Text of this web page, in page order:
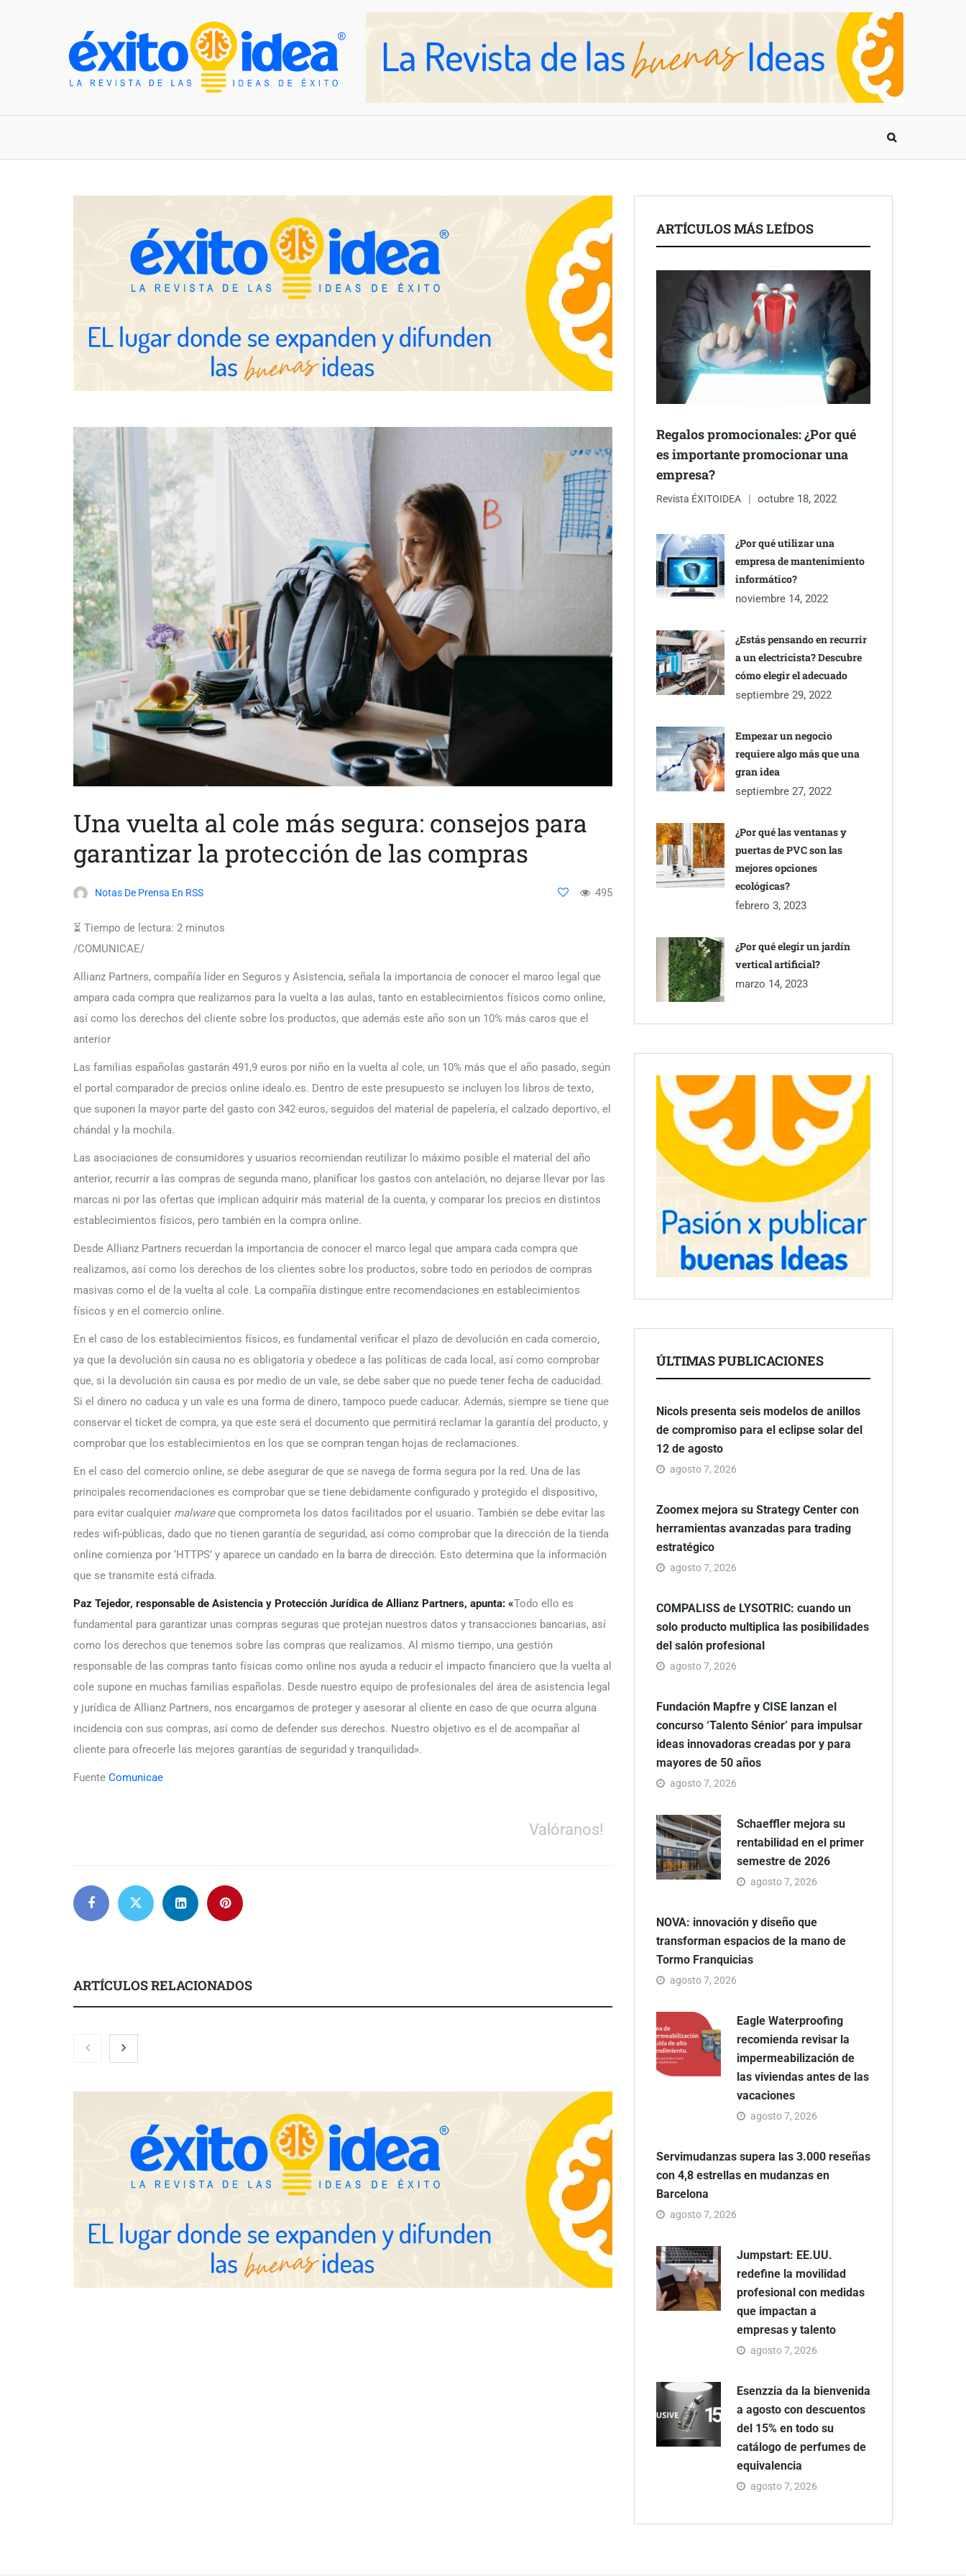
Una vuelta al cole más segura: consejos para
garantizar la protección de las compras
Notas De Prensa En RSS 495
⏳ Tiempo de lectura: 2 minutos
/COMUNICAE/
Allianz Partners, compañía líder en Seguros y Asistencia, señala la importancia de conocer el marco legal que
ampara cada compra que realizamos para la vuelta a las aulas, tanto en establecimientos físicos como online,
así como los derechos del cliente sobre los productos, que además este año son un 10% más caros que el
anterior
Las familias españolas gastarán 491,9 euros por niño en la vuelta al cole, un 10% más que el año pasado, según
el portal comparador de precios online idealo.es. Dentro de este presupuesto se incluyen los libros de texto,
que suponen la mayor parte del gasto con 342 euros, seguidos del material de papelería, el calzado deportivo, el
chándal y la mochila.
Las asociaciones de consumidores y usuarios recomiendan reutilizar lo máximo posible el material del año
anterior, recurrir a las compras de segunda mano, planificar los gastos con antelación, no dejarse llevar por las
marcas ni por las ofertas que implican adquirir más material de la cuenta, y comparar los precios en distintos
establecimientos físicos, pero también en la compra online.
Desde Allianz Partners recuerdan la importancia de conocer el marco legal que ampara cada compra que
realizamos, así como los derechos de los clientes sobre los productos, sobre todo en periodos de compras
masivas como el de la vuelta al cole. La compañía distingue entre recomendaciones en establecimientos
físicos y en el comercio online.
En el caso de los establecimientos físicos, es fundamental verificar el plazo de devolución en cada comercio,
ya que la devolución sin causa no es obligatoria y obedece a las políticas de cada local, así como comprobar
que, si la devolución sin causa es por medio de un vale, se debe saber que no puede tener fecha de caducidad.
Si el dinero no caduca y un vale es una forma de dinero, tampoco puede caducar. Además, siempre se tiene que
conservar el ticket de compra, ya que este será el documento que permitirá reclamar la garantía del producto, y
comprobar que los establecimientos en los que se compran tengan hojas de reclamaciones.
En el caso del comercio online, se debe asegurar de que se navega de forma segura por la red. Una de las
principales recomendaciones es comprobar que se tiene debidamente configurado y protegido el dispositivo,
para evitar cualquier malwareque comprometa los datos facilitados por el usuario. También se debe evitar las
redes wifi-públicas, dado que no tienen garantía de seguridad, así como comprobar que la dirección de la tienda
online comienza por ‘HTTPS’ y aparece un candado en la barra de dirección. Esto determina que la información
que se transmite está cifrada.
Paz Tejedor, responsable de Asistencia y Protección Jurídica de Allianz Partners, apunta: «Todo ello es
fundamental para garantizar unas compras seguras que protejan nuestros datos y transacciones bancarias, así
como los derechos que tenemos sobre las compras que realizamos. Al mismo tiempo, una gestión
responsable de las compras tanto físicas como online nos ayuda a reducir el impacto financiero que la vuelta al
cole supone en muchas familias españolas. Desde nuestro equipo de profesionales del área de asistencia legal
y jurídica de Allianz Partners, nos encargamos de proteger y asesorar al cliente en caso de que ocurra alguna
incidencia con sus compras, así como de defender sus derechos. Nuestro objetivo es el de acompañar al
cliente para ofrecerle las mejores garantías de seguridad y tranquilidad».
Fuente Comunicae
Valóranos!
ARTÍCULOS RELACIONADOS
Nicols presenta seis modelos de
anillos de compromiso para el
Fundación Mapfre y CISE lanzan
el concurso ‘Talento Sénior’ para
impulsar ideas innovadoras
creadas por y para mayores de 50
Schaeffler mejora su rentabilidad
en el primer semestre de 2026
NOVA: innovación y diseño que
transforman espacios de la mano
de Tormo Franquicias
ARTÍCULOS MÁS LEÍDOS
Regalos promocionales: ¿Por qué
es importante promocionar una
empresa?
Revista ÉXITOIDEA octubre 18, 2022
¿Por qué utilizar una
empresa de mantenimiento
informático?
noviembre 14, 2022
¿Estás pensando en recurrir
a un electricista? Descubre
cómo elegir el adecuado
septiembre 29, 2022
Empezar un negocio
requiere algo más que una
gran idea
septiembre 27, 2022
¿Por qué las ventanas y
puertas de PVC son las
mejores opciones
ecológicas?
febrero 3, 2023
¿Por qué elegir un jardín
vertical artificial?
marzo 14, 2023
ÚLTIMAS PUBLICACIONES
Nicols presenta seis modelos de anillos
de compromiso para el eclipse solar del
12 de agosto
agosto 7, 2026
Zoomex mejora su Strategy Center con
herramientas avanzadas para trading
estratégico
agosto 7, 2026
COMPALISS de LYSOTRIC: cuando un
solo producto multiplica las posibilidades
del salón profesional
agosto 7, 2026
Fundación Mapfre y CISE lanzan el
concurso ‘Talento Sénior’ para impulsar
ideas innovadoras creadas por y para
mayores de 50 años
agosto 7, 2026
Schaeffler mejora su
rentabilidad en el primer
semestre de 2026
agosto 7, 2026
NOVA: innovación y diseño que
transforman espacios de la mano de
Tormo Franquicias
agosto 7, 2026
Eagle Waterproofing
recomienda revisar la
impermeabilización de
las viviendas antes de las
vacaciones
agosto 7, 2026
Servimudanzas supera las 3.000 reseñas
con 4,8 estrellas en mudanzas en
Barcelona
agosto 7, 2026
Jumpstart: EE.UU.
redefine la movilidad
profesional con medidas
que impactan a
empresas y talento
agosto 7, 2026
Esenzzia da la bienvenida
a agosto con descuentos
del 15% en todo su
catálogo de perfumes de
equivalencia
agosto 7, 2026